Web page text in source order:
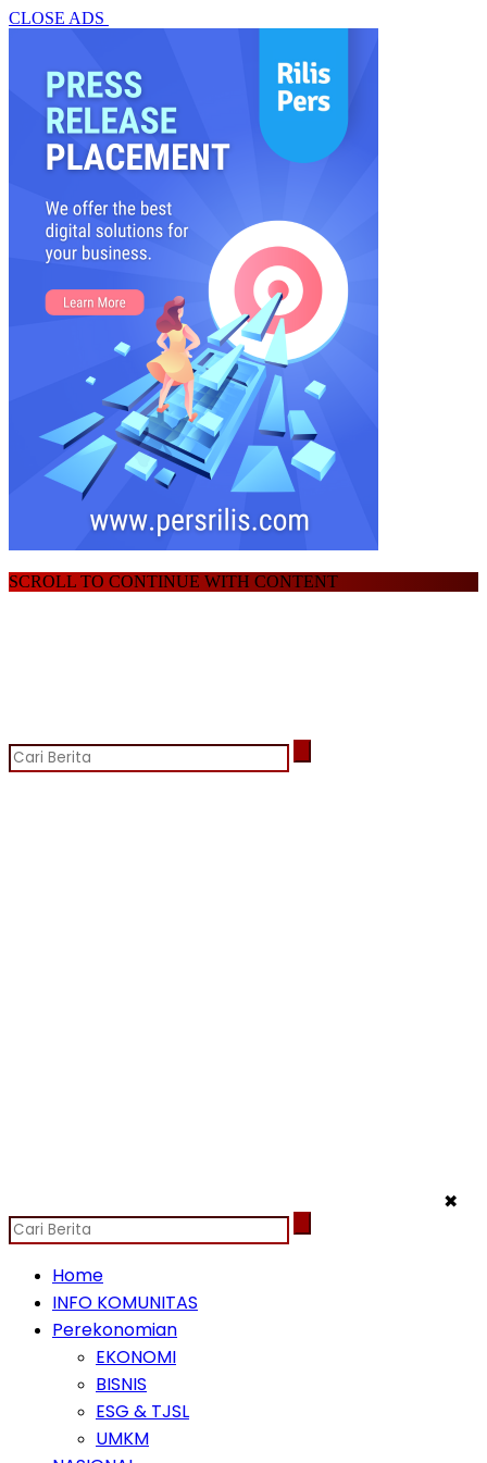
CLOSE ADS
SCROLL TO CONTINUE WITH CONTENT
✖
Home
INFO KOMUNITAS
Perekonomian
EKONOMI
BISNIS
ESG & TJSL
UMKM